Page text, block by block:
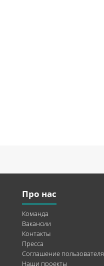
Про нас
Команда
Вакансии
Контакты
Пресса
Соглашение пользователя
Наши проекты